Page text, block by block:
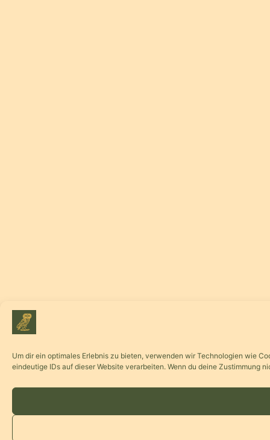
Um dir ein optimales Erlebnis zu bieten, verwenden wir Technologien wie
eindeutige IDs auf dieser Website verarbeiten. Wenn du deine